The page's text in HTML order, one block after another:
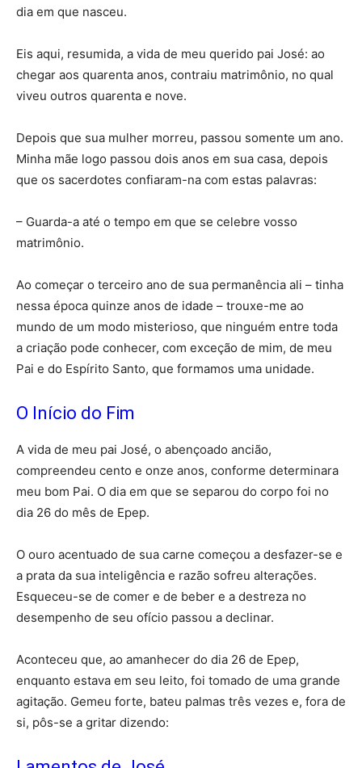
dia em que nasceu.
Eis aqui, resumida, a vida de meu querido pai José: ao
chegar aos quarenta anos, contraiu matrimônio, no qual
viveu outros quarenta e nove.
Depois que sua mulher morreu, passou somente um ano.
Minha mãe logo passou dois anos em sua casa, depois
que os sacerdotes confiaram-na com estas palavras:
– Guarda-a até o tempo em que se celebre vosso
matrimônio.
Ao começar o terceiro ano de sua permanência ali – tinha
nessa época quinze anos de idade – trouxe-me ao
mundo de um modo misterioso, que ninguém entre toda
a criação pode conhecer, com exceção de mim, de meu
Pai e do Espírito Santo, que formamos uma unidade.
O Início do Fim
A vida de meu pai José, o abençoado ancião,
compreendeu cento e onze anos, conforme determinara
meu bom Pai. O dia em que se separou do corpo foi no
dia 26 do mês de Epep.
O ouro acentuado de sua carne começou a desfazer-se e
a prata da sua inteligência e razão sofreu alterações.
Esqueceu-se de comer e de beber e a destreza no
desempenho de seu ofício passou a declinar.
Aconteceu que, ao amanhecer do dia 26 de Epep,
enquanto estava em seu leito, foi tomado de uma grande
agitação. Gemeu forte, bateu palmas três vezes e, fora de
si, pôs-se a gritar dizendo: